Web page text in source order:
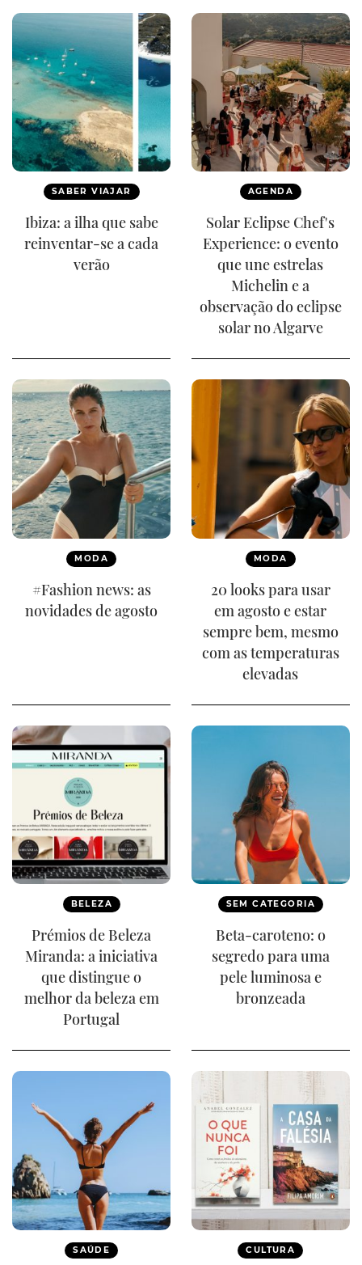
SABER VIAJAR
Ibiza: a ilha que sabe
reinventar-se a cada
verão
AGENDA
Solar Eclipse Chef's
Experience: o evento
que une estrelas
Michelin e a
observação do eclipse
solar no Algarve
MODA
#Fashion news: as
novidades de agosto
MODA
20 looks para usar
em agosto e estar
sempre bem, mesmo
com as temperaturas
elevadas
BELEZA
Prémios de Beleza
Miranda: a iniciativa
que distingue o
melhor da beleza em
Portugal
SEM CATEGORIA
Beta-caroteno: o
segredo para uma
pele luminosa e
bronzeada
SAÚDE CULTURA